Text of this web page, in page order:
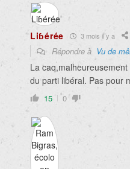
Liɓérée 3 mois il y a
Répondre à Vu de
La
du parti libéral. Pas pour
15 0